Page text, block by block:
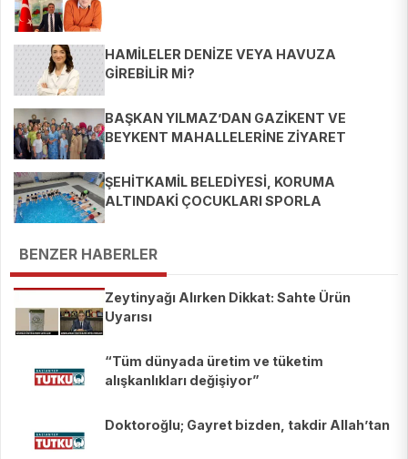
HAMİLELER DENİZE VEYA HAVUZA
GİREBİLİR Mİ?
BAŞKAN YILMAZ’DAN GAZİKENT VE
BEYKENT MAHALLELERİNE ZİYARET
ŞEHİTKAMİL BELEDİYESİ, KORUMA
ALTINDAKİ ÇOCUKLARI SPORLA
BENZER HABERLER
Zeytinyağı Alırken Dikkat: Sahte Ürün
Uyarısı
“Tüm dünyada üretim ve tüketim
alışkanlıkları değişiyor”
Doktoroğlu; Gayret bizden, takdir Allah’tan